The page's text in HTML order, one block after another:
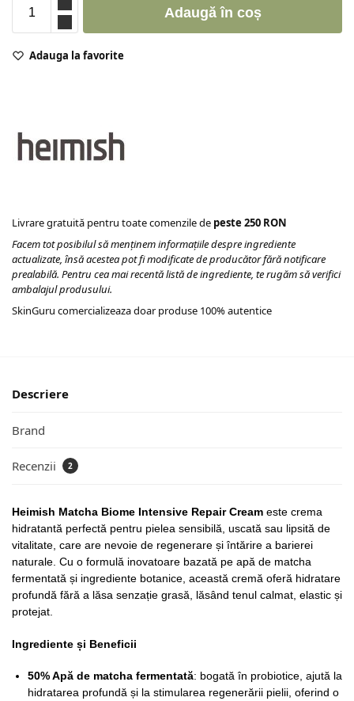
Adaugă în coș
Adauga la favorite
Livrare gratuită pentru toate comenzile de peste 250 RON
Facem tot posibilul să menținem informațiile despre ingrediente
actualizate, însă acestea pot fi modificate de producător fără notificare
prealabilă. Pentru cea mai recentă listă de ingrediente, te rugăm să verifici
ambalajul produsului.
SkinGuru comercializeaza doar produse 100% autentice
Descriere
Brand
Recenzii 2
Heimish Matcha Biome Intensive Repair Cream este crema
hidratantă perfectă pentru pielea sensibilă, uscată sau lipsită de
vitalitate, care are nevoie de regenerare și întărire a barierei
naturale. Cu o formulă inovatoare bazată pe apă de matcha
fermentată și ingrediente botanice, această cremă oferă hidratare
profundă fără a lăsa senzație grasă, lăsând tenul calmat, elastic și
protejat.
Ingrediente și Beneficii
50% Apă de matcha fermentată: bogată în probiotice, ajută la
hidratarea profundă și la stimularea regenerării pielii, oferind o